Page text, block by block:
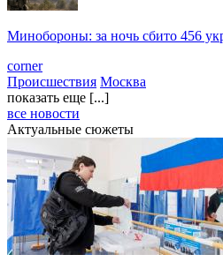
Минобороны: за ночь сбито 456
corner
Происшествия Москва
показать еще [...]
все новости
Актуальные сюжеты